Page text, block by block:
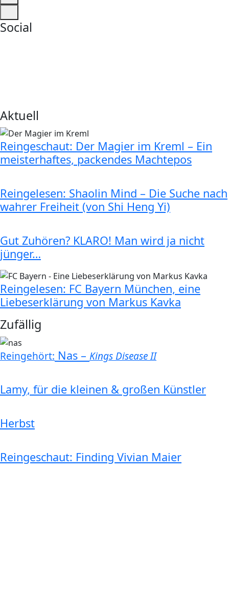
Social
Aktuell
Reingeschaut: Der Magier im Kreml – Ein
meisterhaftes, packendes Machtepos
Reingelesen: Shaolin Mind – Die Suche nach
wahrer Freiheit (von Shi Heng Yi)
Gut Zuhören? KLARO! Man wird ja nicht
jünger…
Reingelesen: FC Bayern München, eine
Liebeserklärung von Markus Kavka
Zufällig
Reingehört: Nas – Kings Disease II
Lamy, für die kleinen & großen Künstler
Herbst
Reingeschaut: Finding Vivian Maier